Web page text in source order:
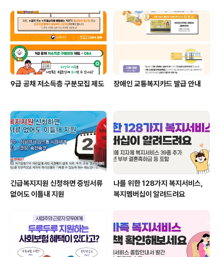
9급 공채 저소득층 구분모집 제도 장애인 교통복지카드 발급 안내
긴급복지지원 신청하면 증빙서류
없어도 이틀내 지원
나를 위한 128가지 복지서비스,
복지멤버십이 알려드려요